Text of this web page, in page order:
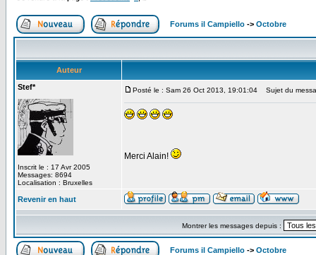
Forums il Campiello -> Octobre
Auteur
Stef*
Inscrit le : 17 Avr 2005
Messages: 8694
Localisation : Bruxelles
Posté le : Sam 26 Oct 2013, 19:01:04 Sujet du
Merci Alain!
Revenir en haut
Montrer les messages depuis :
Forums il Campiello -> Octobre